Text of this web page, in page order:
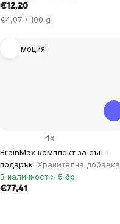
€12,20
Цена
мярка:
€4,07 / 100 g
Промоция
BrainMax комплект за сън +
подарък! Хранителна добавка
4x
В наличност > 5 бр.
€77,41